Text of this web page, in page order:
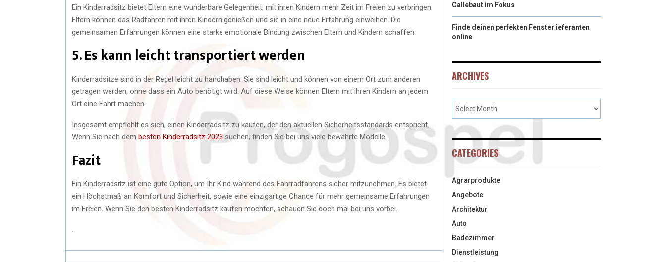
Ein Kinderradsitz bietet Eltern eine wunderbare Gelegenheit, mit ihren Kindern mehr Zeit im Freien zu verbringen.
Eltern können das Radfahren mit ihren Kindern genießen und sie in eine neue Erfahrung einweihen. Die
gemeinsamen Erfahrungen können eine starke emotionale Bindung zwischen Eltern und Kindern schaffen.
5. Es kann leicht transportiert werden
Kinderradsitze sind in der Regel leicht zu handhaben. Sie sind leicht und können von einem Ort zum anderen
getragen werden, ohne dass ein Auto benötigt wird. Auf diese Weise können Eltern mit ihren Kindern an jedem
Ort eine Fahrt machen.
Insgesamt empfiehlt es sich, einen Kinderradsitz zu kaufen, der den aktuellen Sicherheitsstandards entspricht.
Wenn Sie nach dem besten Kinderradsitz 2023suchen, finden Sie bei uns viele bewährte Modelle.
Fazit
Ein Kinderradsitz ist eine gute Option, um Ihr Kind während des Fahrradfahrens sicher mitzunehmen. Es bietet
ein Höchstmaß an Komfort und Sicherheit, sowie eine einzigartige Chance für mehr gemeinsame Erfahrungen
im Freien. Wenn Sie den besten Kinderradsitz kaufen möchten, schauen Sie doch mal bei uns vorbei.
Callebaut im Fokus
Finde deinen perfekten Fensterlieferanten
online
ARCHIVES
CATEGORIES
Agrarprodukte
Angebote
Architektur
Auto
Badezimmer
Dienstleistung